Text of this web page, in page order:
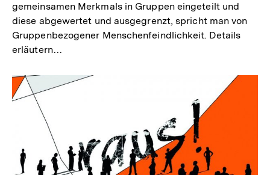
gemeinsamen Merkmals in Gruppen eingeteilt und
diese abgewertet und ausgegrenzt, spricht man von
Gruppenbezogener Menschenfeindlichkeit. Details
erläutern…